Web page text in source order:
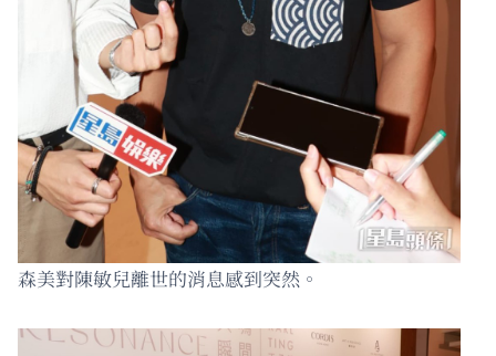
森美對陳敏兒離世的消息感到突然。